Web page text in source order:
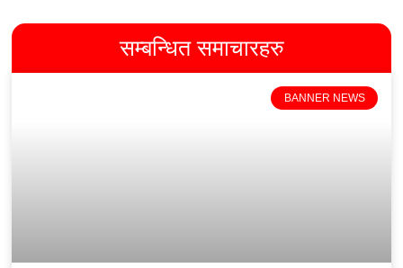
सम्बन्धित समाचारहरु
BANNER NEWS